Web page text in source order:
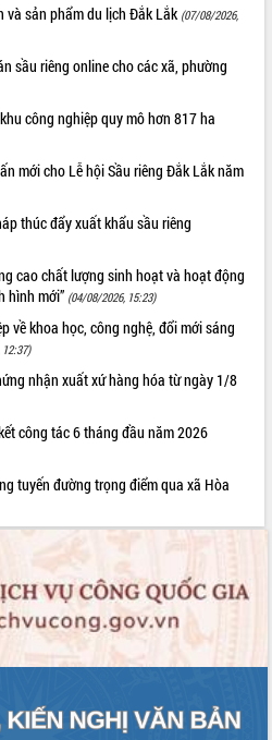
và sản phẩm du lịch Đắk Lắk (07/08/2026,
sầu riêng online cho các xã, phường
công nghiệp quy mô hơn 817 ha
mới cho Lễ hội Sầu riêng Đắk Lắk năm
thúc đẩy xuất khẩu sầu riêng
cao chất lượng sinh hoạt và hoạt động
hình mới” (04/08/2026, 15:23)
về khoa học, công nghệ, đổi mới sáng
nhận xuất xứ hàng hóa từ ngày 1/8
công tác 6 tháng đầu năm 2026
tuyến đường trọng điểm qua xã Hòa